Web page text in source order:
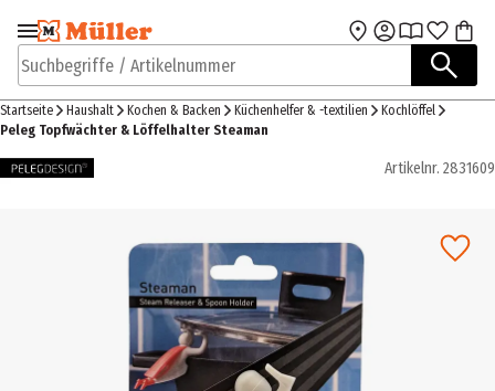
Zur Navigation
springen
Zum Hauptinhalt
Suchbegriffe / Artikelnummer
Startseite Haushalt Kochen & Backen Küchenhelfer & -textilien
Kochlöffel
Peleg Topfwächter & Löffelhalter Steaman
Artikelnr. 2831609